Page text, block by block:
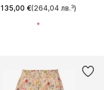
135,00 €(264,04 лв.³)